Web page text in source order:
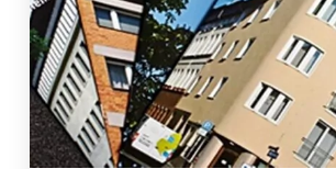
Wohnimmobilien